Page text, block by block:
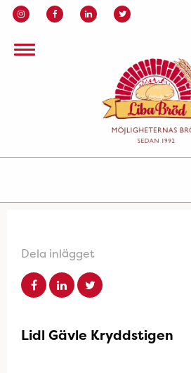
Dela inlägget
Lidl Gävle Kryddstigen